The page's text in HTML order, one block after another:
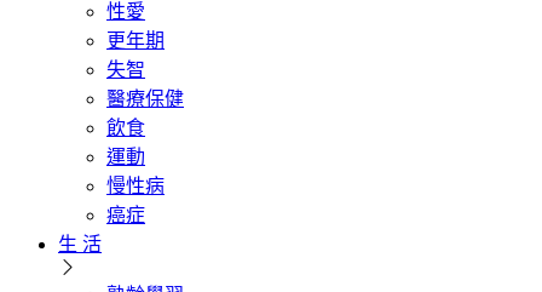
性愛
更年期
失智
醫療保健
飲食
運動
慢性病
癌症
生 活